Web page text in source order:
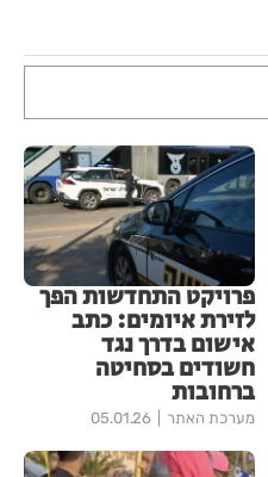
פרויקט התחדשות הפך
לזירת איומים: כתב
אישום בדרך נגד
חשודים בסחיטה
ברחובות
מערכת האתר 05.01.26